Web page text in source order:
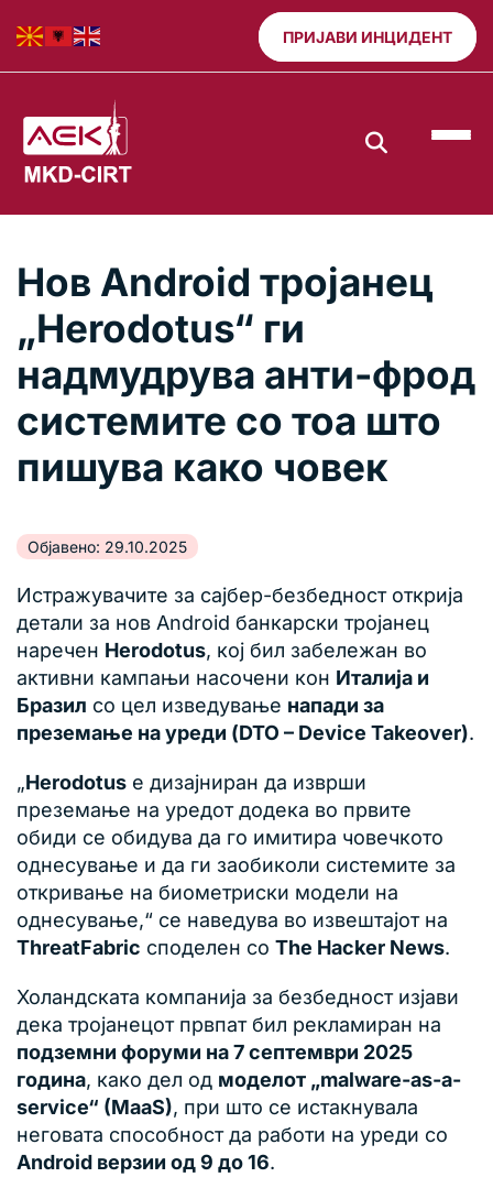
ПРИЈАВИ ИНЦИДЕНТ
Нов Android тројанец
„Herodotus“ ги
надмудрува анти-фрод
системите со тоа што
пишува како човек
Објавено: 29.10.2025
Истражувачите за сајбер-безбедност открија
детали за нов Android банкарски тројанец
наречен Herodotus, кој бил забележан во
активни кампањи насочени кон Италија и
Бразил со цел изведување напади за
преземање на уреди (DTO – Device Takeover).
„Herodotus е дизајниран да изврши
преземање на уредот додека во првите
обиди се обидува да го имитира човечкото
однесување и да ги заобиколи системите за
откривање на биометриски модели на
однесување,“ се наведува во извештајот на
ThreatFabric споделен со The Hacker News.
Холандската компанија за безбедност изјави
дека тројанецот првпат бил рекламиран на
подземни форуми на 7 септември 2025
година, како дел од моделот „malware-as-a-
service“ (MaaS), при што се истакнувала
неговата способност да работи на уреди со
Android верзии од 9 до 16.